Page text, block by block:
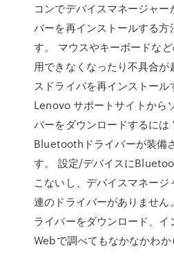
コンでデバイスマネージャ
バーを再インストールする方
す。 マウスやキーボードな
用できなくなったり不具合が
スドライバを再インストー
Lenovo サポートサイトから
バーをダウンロードするに
Bluetoothドライバーが装備
す。 設定/デバイスに
こないし、デバイスマネー
連のドライバーがありませ
ライバーをダウンロード、イ
Webで調べてもなかなかわ